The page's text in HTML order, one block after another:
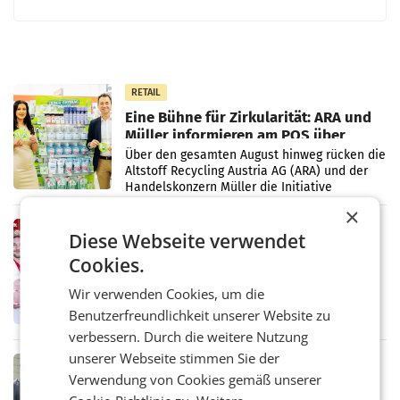
RETAIL
Eine Bühne für Zirkularität: ARA und
Müller informieren am POS über
Kreislauffähigkeit
Über den gesamten August hinweg rücken die
Altstoff Recycling Austria AG (ARA) und der
Handelskonzern Müller die Initiative
„Kreislauf-Helden“ in allen österreichischen
Penny modernisiert zwei Filialen in
Ober- und Niederösterreich
laufenden Modernisierungsoffensive
erneuert Penny zwei Filialen in Nieder- und
Oberösterreich. Die beiden Standorte liegen
in Haag sowie im rund
RETAIL
Alles bereit für den Wechsel: Jürgen
×
Diese Webseite verwendet
Cookies.
Wir verwenden Cookies, um die
Benutzerfreundlichkeit unserer Website zu
verbessern. Durch die weitere Nutzung
unserer Webseite stimmen Sie der
Verwendung von Cookies gemäß unserer